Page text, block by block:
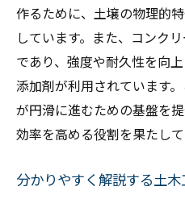
作るために、土壌の物理的
しています。また、コンク
であり、強度や耐久性を向
添加剤が利用されています
が円滑に進むための基盤を
効率を高める役割を果たして
分かりやすく解説する土